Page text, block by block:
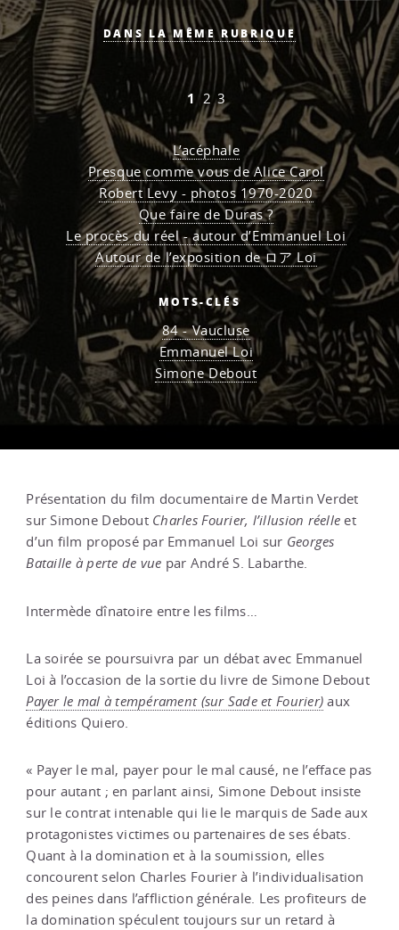
DANS LA MÊME RUBRIQUE
1 2 3
L’acéphale
Presque comme vous de Alice Carol
Robert Levy - photos 1970-2020
Que faire de Duras ?
Le procès du réel - autour d’Emmanuel Loi
Autour de l’exposition de ロア Loi
MOTS-CLÉS
84 - Vaucluse
Emmanuel Loi
Simone Debout
Présentation du film documentaire de Martin Verdet
sur Simone Debout Charles Fourier, l’illusion réelle et
d’un film proposé par Emmanuel Loi sur Georges
Bataille à perte de vue par André S. Labarthe.
Intermède dînatoire entre les films…
La soirée se poursuivra par un débat avec Emmanuel
Loi à l’occasion de la sortie du livre de Simone Debout
Payer le mal à tempérament (sur Sade et Fourier) aux
éditions Quiero.
« Payer le mal, payer pour le mal causé, ne l’efface pas
pour autant ; en parlant ainsi, Simone Debout insiste
sur le contrat intenable qui lie le marquis de Sade aux
protagonistes victimes ou partenaires de ses ébats.
Quant à la domination et à la soumission, elles
concourent selon Charles Fourier à l’individualisation
des peines dans l’affliction générale. Les profiteurs de
la domination spéculent toujours sur un retard à